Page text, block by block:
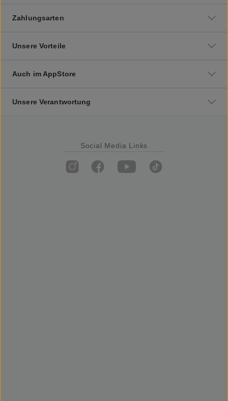
Zahlungsarten
Unsere Vorteile
Auch im AppStore
Unsere Verantwortung
Social Media Links